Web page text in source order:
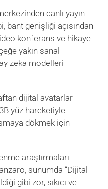
canlı yayın
bant genişliği açısından
konferans ve hikaye
yakın sanal
zeka modelleri
dijital avatarlar
yüz hareketiyle
dökmek için
araştırmaları
sunumda “Dijital
gibi zor, sıkıcı ve